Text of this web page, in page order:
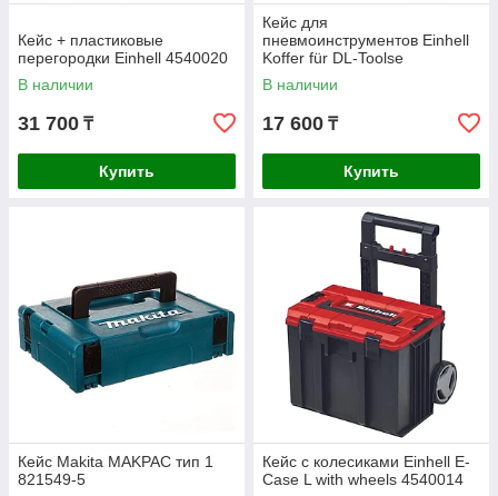
Кейс + пластиковые
перегородки Einhell 4540020
В наличии
31 700 ₸
Купить
Кейс для
пневмоинструментов Einhell
Koffer für DL-Toolse
340х300х100мм 4540040
В наличии
17 600 ₸
Купить
Кейс Makita MAKPAC тип 1
821549-5
Кейс с колесиками Einhell E-
Case L with wheels 4540014